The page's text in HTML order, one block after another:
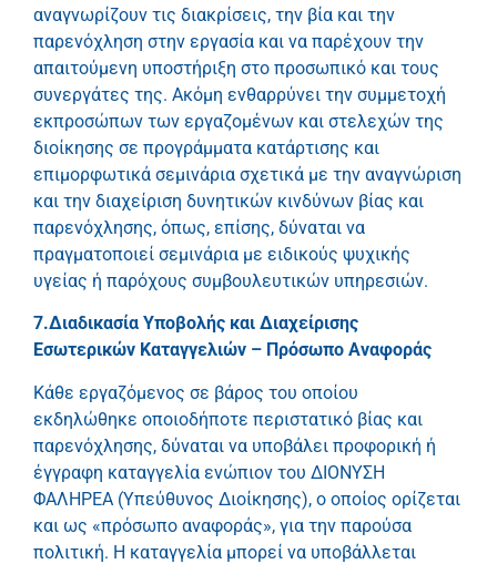
αναγνωρίζουν τις διακρίσεις, την βία και την
παρενόχληση στην εργασία και να παρέχουν την
απαιτούμενη υποστήριξη στο προσωπικό και τους
συνεργάτες της. Ακόμη ενθαρρύνει την συμμετοχή
εκπροσώπων των εργαζομένων και στελεχών της
διοίκησης σε προγράμματα κατάρτισης και
επιμορφωτικά σεμινάρια σχετικά με την αναγνώριση
και την διαχείριση δυνητικών κινδύνων βίας και
παρενόχλησης, όπως, επίσης, δύναται να
πραγματοποιεί σεμινάρια με ειδικούς ψυχικής
υγείας ή παρόχους συμβουλευτικών υπηρεσιών.
7.Διαδικασία Υποβολής και Διαχείρισης
Εσωτερικών Καταγγελιών – Πρόσωπο Αναφοράς
Κάθε εργαζόμενος σε βάρος του οποίου
εκδηλώθηκε οποιοδήποτε περιστατικό βίας και
παρενόχλησης, δύναται να υποβάλει προφορική ή
έγγραφη καταγγελία ενώπιον του ΔΙΟΝΥΣΗ
ΦΑΛΗΡΕΑ (Υπεύθυνος Διοίκησης), ο οποίος ορίζεται
και ως «πρόσωπο αναφοράς», για την παρούσα
πολιτική. Η καταγγελία μπορεί να υποβάλλεται